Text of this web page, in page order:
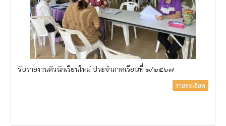
รับรายงานตัวนักเรียนใหม่ ประจำภาคเรียนที่ ๑/๒๕๖๗
รายละเอียด